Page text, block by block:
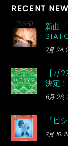
RECENT
新曲
7月 24,
【7/
決定！
6月 26,
『ビ
7月 10,